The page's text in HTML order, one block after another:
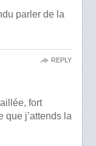
parler de la
fort
que j’attends la
REPLY